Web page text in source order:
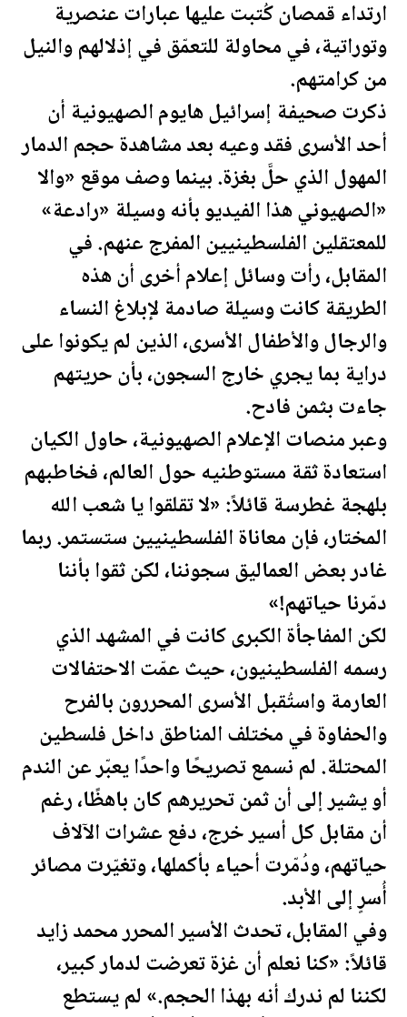
ارتداء قمصان كُتبت عليها عبارات عنصرية
وتوراتية، في محاولة للتعمّق في إذلالهم والنيل
من كرامتهم.
ذكرتصحيفة إسرائيل هايوم الصهيونية أن
أحد الأسرى فقد وعيه بعد مشاهدة حجم الدمار
المهول الذي حلَّ بغزة. بينما وصف موقع «والا
«الصهيوني هذا الفيديو بأنه وسيلة «رادعة»
للمعتقلين الفلسطينيين المفرج عنهم. في
المقابل، رأت وسائل إعلام أخرى أن هذه
الطريقة كانت وسيلة صادمة لإبلاغ النساء
والرجال والأطفال الأسرى، الذين لم يكونوا على
دراية بما يجري خارج السجون، بأن حريتهم
جاءت بثمن فادح.
وعبر منصات الإعلام الصهيونية، حاول الكيان
استعادة ثقة مستوطنيه حول العالم، فخاطبهم
بلهجة غطرسة قائلاً: «لا تقلقوا يا شعب الله
المختار، فإنمعاناة الفلسطينيين ستستمر. ربما
غادر بعض العماليق سجوننا، لكن ثقوا بأننا
دمّرنا حياتهم!»
لكن المفاجأة الكبرى كانت في المشهد الذي
رسمه الفلسطينيون، حيث عمّت الاحتفالات
العارمة واستُقبل الأسرى المحررون بالفرح
والحفاوة في مختلف المناطق داخلفلسطين
المحتلة. لم نسمع تصريحًا واحدًا يعبّر عن الندم
أو يشير إلى أن ثمن تحريرهم كان باهظًا، رغم
أن مقابل كل أسير خرج، دفع عشرات الآلاف
حياتهم، ودُمّرت أحياء بأكملها، وتغيّرت مصائر
أُسرٍ إلى الأبد.
وفي المقابل، تحدث الأسير المحرر محمد زايد
قائلاً: «كنا نعلم أن غزة تعرضت لدمار كبير،
لكننا لم ندرك أنه بهذا الحجم.» لم يستطع